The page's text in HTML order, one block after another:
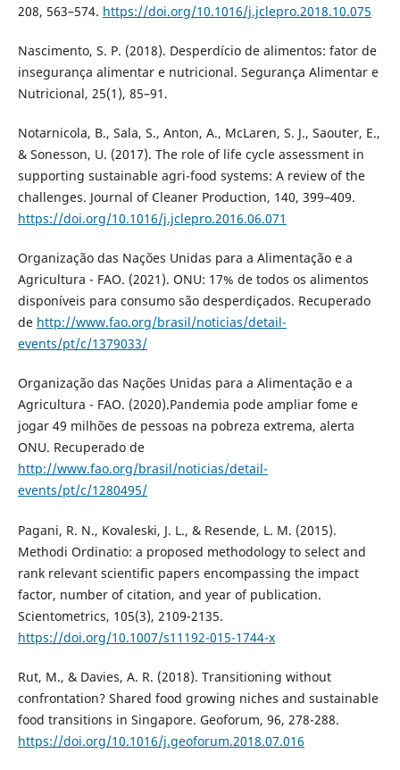
208, 563–574. https://doi.org/10.1016/j.jclepro.2018.10.075
Nascimento, S. P. (2018). Desperdício de alimentos: fator de
insegurança alimentar e nutricional. Segurança Alimentar e
Nutricional, 25(1), 85–91.
Notarnicola, B., Sala, S., Anton, A., McLaren, S. J., Saouter, E.,
& Sonesson, U. (2017). The role of life cycle assessment in
supporting sustainable agri-food systems: A review of the
challenges. Journal of Cleaner Production, 140, 399–409.
https://doi.org/10.1016/j.jclepro.2016.06.071
Organização das Nações Unidas para a Alimentação e a
Agricultura - FAO. (2021). ONU: 17% de todos os alimentos
disponíveis para consumo são desperdiçados. Recuperado
de http://www.fao.org/brasil/noticias/detail-
events/pt/c/1379033/
Organização das Nações Unidas para a Alimentação e a
Agricultura - FAO. (2020).Pandemia pode ampliar fome e
jogar 49 milhões de pessoas na pobreza extrema, alerta
ONU. Recuperado de
http://www.fao.org/brasil/noticias/detail-
events/pt/c/1280495/
Pagani, R. N., Kovaleski, J. L., & Resende, L. M. (2015).
Methodi Ordinatio: a proposed methodology to select and
rank relevant scientific papers encompassing the impact
factor, number of citation, and year of publication.
Scientometrics, 105(3), 2109-2135.
https://doi.org/10.1007/s11192-015-1744-x
Rut, M., & Davies, A. R. (2018). Transitioning without
confrontation? Shared food growing niches and sustainable
food transitions in Singapore. Geoforum, 96, 278-288.
https://doi.org/10.1016/j.geoforum.2018.07.016